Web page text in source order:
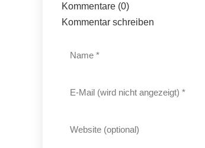
Kommentare (0)
Kommentar schreiben